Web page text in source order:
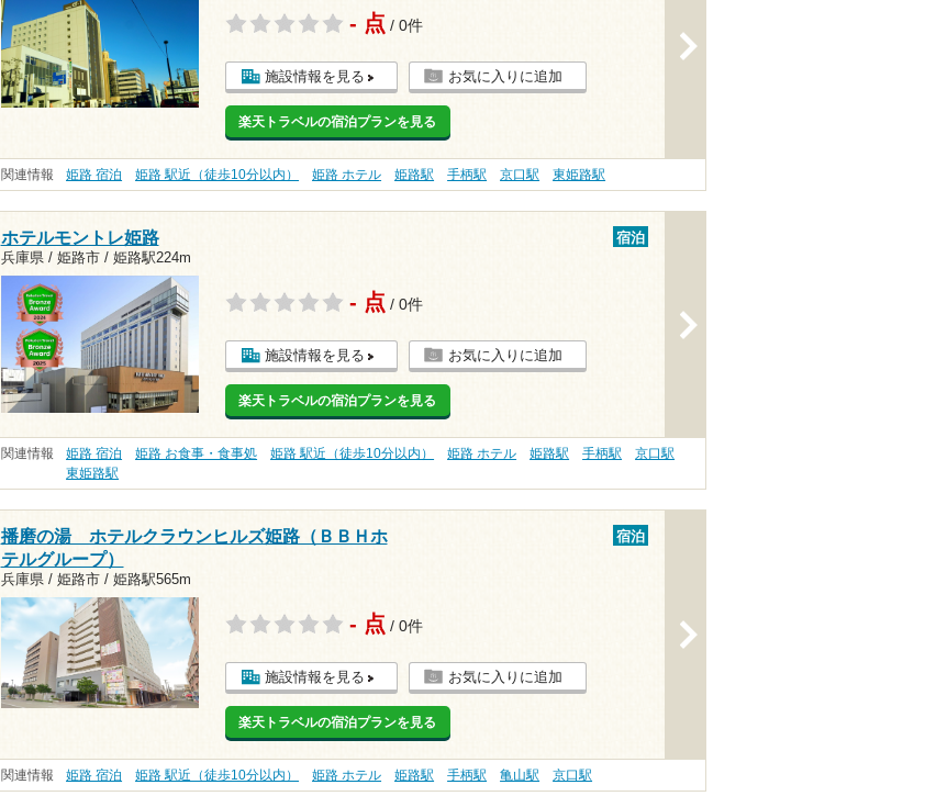
- 点 / 0件
施設情報を見る お気に入りに追加
楽天トラベルの宿泊プランを見る
関連情報 姫路 宿泊 姫路 駅近（徒歩10分以内） 姫路 ホテル 姫路駅 手柄駅 京口駅 東姫路駅
ホテルモントレ姫路
兵庫県 / 姫路市 / 姫路駅224m
宿泊
- 点 / 0件
施設情報を見る お気に入りに追加
楽天トラベルの宿泊プランを見る
関連情報 姫路 宿泊 姫路 お食事・食事処 姫路 駅近（徒歩10分以内） 姫路 ホテル 姫路駅 手柄駅
京口駅
東姫路駅
播磨の湯 ホテルクラウンヒルズ姫路（ＢＢＨホ
テルグループ）
兵庫県 / 姫路市 / 姫路駅565m
宿泊
- 点 / 0件
施設情報を見る お気に入りに追加
楽天トラベルの宿泊プランを見る
関連情報 姫路 宿泊 姫路 駅近（徒歩10分以内） 姫路 ホテル 姫路駅 手柄駅 亀山駅 京口駅